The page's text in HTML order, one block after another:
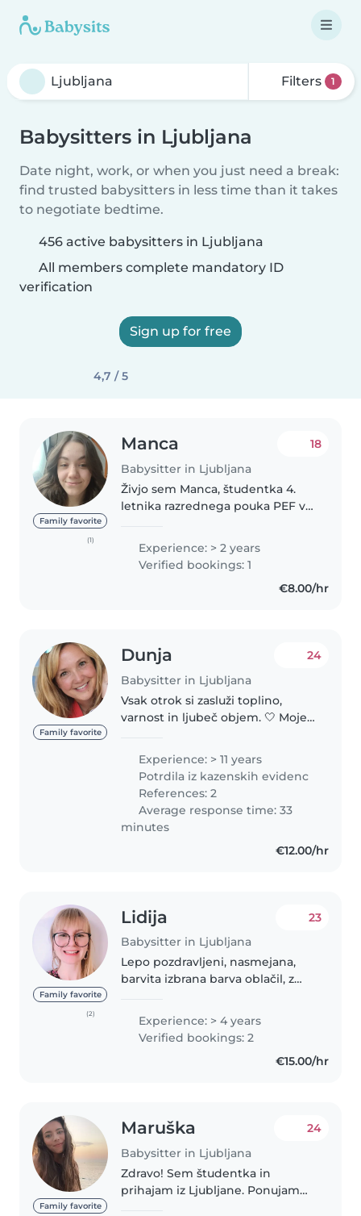
Filters 1
Babysitters in Ljubljana
Date night, work, or when you just need a break:
find trusted babysitters in less time than it takes
to negotiate bedtime.
456 active babysitters in Ljubljana
All members complete mandatory ID
verification
Sign up for free
4,7 / 5
Family favorite
(1)
Manca
Babysitter in Ljubljana
18
Živjo sem Manca, študentka 4.
letnika razrednega pouka PEF v
me delo z otroki. Rada imam
kužke, še posebej svojo kužico.
Iščem občasno delo pri..
Experience: > 2 years
Verified bookings: 1
€8.00/hr
Family favorite
Dunja
Babysitter in Ljubljana
24
Vsak otrok si zasluži toplino,
varnost in ljubeč objem. 🤍 Moje
ljubezen do otrok – najprej kot
varuška, kasneje pa kot..
Experience: > 11 years
Potrdila iz kazenskih evidenc
References: 2
Average response time: 33
minutes
€12.00/hr
Family favorite
(2)
Lidija
Babysitter in Ljubljana
23
Lepo pozdravljeni, nasmejana,
barvita izbrana barva oblačil, z
Zraven študija je zame kvalitetno
preživljen čas v obliki pomoči
otrokom pri prepoznavanju..
Experience: > 4 years
Verified bookings: 2
€15.00/hr
Family favorite
Maruška
Babysitter in Ljubljana
24
Zdravo! Sem študentka in
prihajam iz Ljubljane. Ponujam